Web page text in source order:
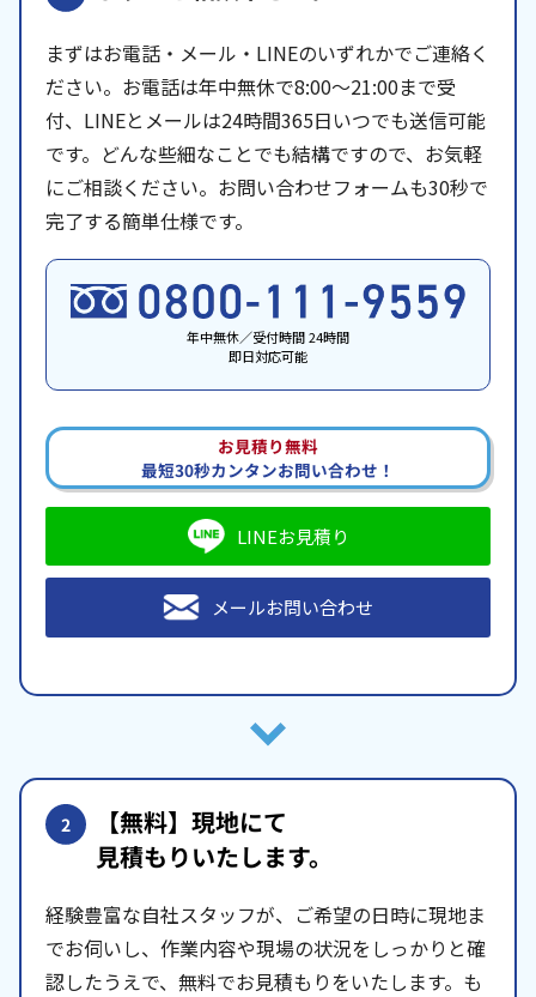
まずはお電話・メール・LINEのいずれかでご連絡く
ださい。お電話は年中無休で8:00〜21:00まで受
付、LINEとメールは24時間365日いつでも送信可能
です。どんな些細なことでも結構ですので、お気軽
にご相談ください。お問い合わせフォームも30秒で
完了する簡単仕様です。
年中無休／受付時間 24時間
即日対応可能
お見積り無料
最短30秒カンタンお問い合わせ！
LINEお見積り
メールお問い合わせ
2 【無料】現地にて
見積もりいたします。
経験豊富な自社スタッフが、ご希望の日時に現地ま
でお伺いし、作業内容や現場の状況をしっかりと確
認したうえで、無料でお見積もりをいたします。も